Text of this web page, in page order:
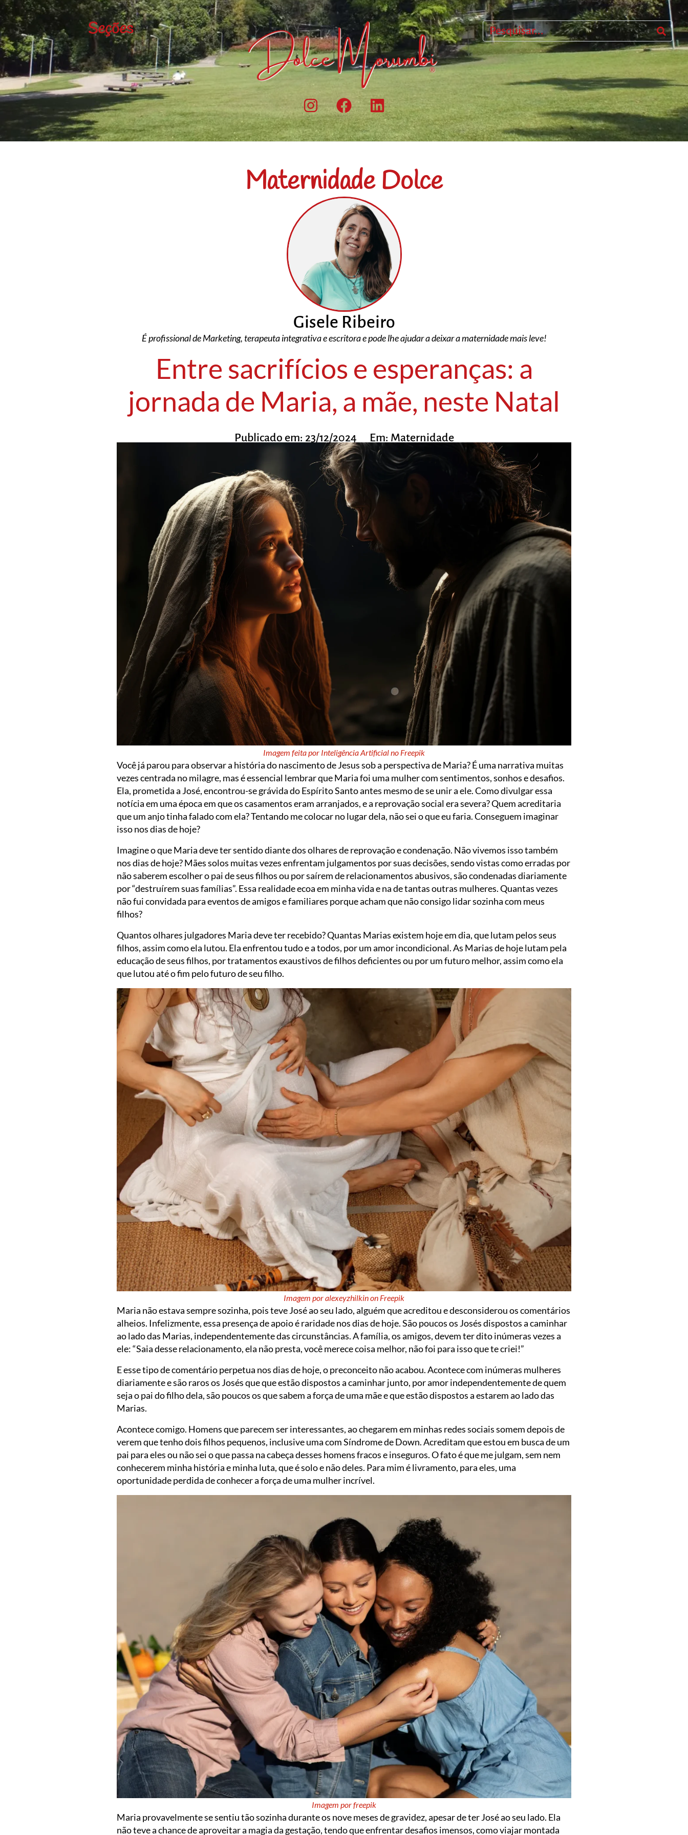
Seções
Maternidade Dolce
Gisele Ribeiro
É profissional de Marketing, terapeuta integrativa e escritora e pode lhe ajudar a deixar a maternidade mais leve!
Entre sacrifícios e esperanças: a
jornada de Maria, a mãe, neste Natal
Publicado em: 23/12/2024 Em: Maternidade
Imagem feita por Inteligência Artificial no Freepik
Você já parou para observar a história do nascimento de Jesus sob a perspectiva de Maria? É uma narrativa muitas
vezes centrada no milagre, mas é essencial lembrar que Maria foi uma mulher com sentimentos, sonhos e desafios.
Ela, prometida a José, encontrou-se grávida do Espírito Santo antes mesmo de se unir a ele. Como divulgar essa
notícia em uma época em que os casamentos eram arranjados, e a reprovação social era severa? Quem acreditaria
que um anjo tinha falado com ela? Tentando me colocar no lugar dela, não sei o que eu faria. Conseguem imaginar
isso nos dias de hoje?
Imagine o que Maria deve ter sentido diante dos olhares de reprovação e condenação. Não vivemos isso também
nos dias de hoje? Mães solos muitas vezes enfrentam julgamentos por suas decisões, sendo vistas como erradas por
não saberem escolher o pai de seus filhos ou por saírem de relacionamentos abusivos, são condenadas diariamente
por “destruírem suas famílias”. Essa realidade ecoa em minha vida e na de tantas outras mulheres. Quantas vezes
não fui convidada para eventos de amigos e familiares porque acham que não consigo lidar sozinha com meus
filhos?
Quantos olhares julgadores Maria deve ter recebido? Quantas Marias existem hoje em dia, que lutam pelos seus
filhos, assim como ela lutou. Ela enfrentou tudo e a todos, por um amor incondicional. As Marias de hoje lutam pela
educação de seus filhos, por tratamentos exaustivos de filhos deficientes ou por um futuro melhor, assim como ela
que lutou até o fim pelo futuro de seu filho.
Imagem por alexeyzhilkin on Freepik
Maria não estava sempre sozinha, pois teve José ao seu lado, alguém que acreditou e desconsiderou os comentários
alheios. Infelizmente, essa presença de apoio é raridade nos dias de hoje. São poucos os Josés dispostos a caminhar
ao lado das Marias, independentemente das circunstâncias. A família, os amigos, devem ter dito inúmeras vezes a
ele: “Saia desse relacionamento, ela não presta, você merece coisa melhor, não foi para isso que te criei!”
E esse tipo de comentário perpetua nos dias de hoje, o preconceito não acabou. Acontece com inúmeras mulheres
diariamente e são raros os Josés que que estão dispostos a caminhar junto, por amor independentemente de quem
seja o pai do filho dela, são poucos os que sabem a força de uma mãe e que estão dispostos a estarem ao lado das
Marias.
Acontece comigo. Homens que parecem ser interessantes, ao chegarem em minhas redes sociais somem depois de
verem que tenho dois filhos pequenos, inclusive uma com Síndrome de Down. Acreditam que estou em busca de um
pai para eles ou não sei o que passa na cabeça desses homens fracos e inseguros. O fato é que me julgam, sem nem
conhecerem minha história e minha luta, que é solo e não deles. Para mim é livramento, para eles, uma
oportunidade perdida de conhecer a força de uma mulher incrível.
Imagem por freepik
Maria provavelmente se sentiu tão sozinha durante os nove meses de gravidez, apesar de ter José ao seu lado. Ela
não teve a chance de aproveitar a magia da gestação, tendo que enfrentar desafios imensos, como viajar montada